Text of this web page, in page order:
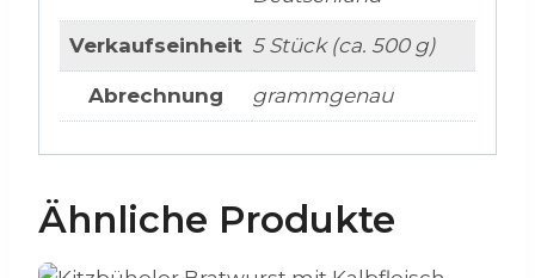
Verkaufseinheit 5 Stück (ca. 500 g)
Abrechnung grammgenau
Ähnliche Produkte